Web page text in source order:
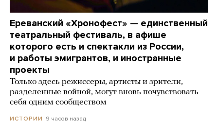
Ереванский «Хронофест» — единственный
театральный фестиваль, в афише
которого есть и спектакли из России,
и работы эмигрантов, и иностранные
проекты
Только здесь режиссеры, артисты и зрители,
разделенные войной, могут вновь почувствовать
себя одним сообществом
ИСТОРИИ 9 часов назад